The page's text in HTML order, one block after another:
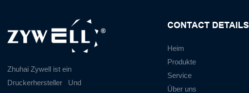
Zhuhai Zywell ist ein
Druckerhersteller
Und
CONTACT DETAILS
Heim
Produkte
Service
Über uns